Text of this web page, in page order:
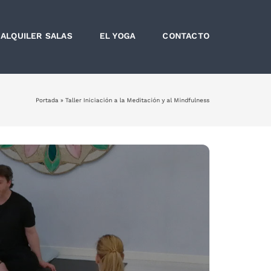
ALQUILER SALAS EL YOGA CONTACTO
Portada » Taller Iniciación a la Meditación y al Mindfulness